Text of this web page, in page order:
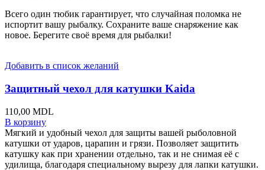
Всего один тюбик гарантирует, что случайная поломка не
испортит вашу рыбалку. Сохраните ваше снаряжение как
новое. Берегите своё время для рыбалки!
Добавить в список желаний
Защитный чехол для катушки Kaida
110,00 MDL
В корзину
Мягкий и удобный чехол для защиты вашей рыболовной
катушки от ударов, царапин и грязи. Позволяет защитить
катушку как при хранении отдельно, так и не снимая её с
удилища, благодаря специальному вырезу для лапки катушки.